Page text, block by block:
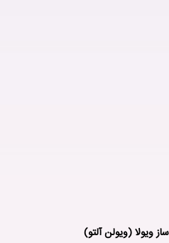
ویولا (ویولن آلتو)